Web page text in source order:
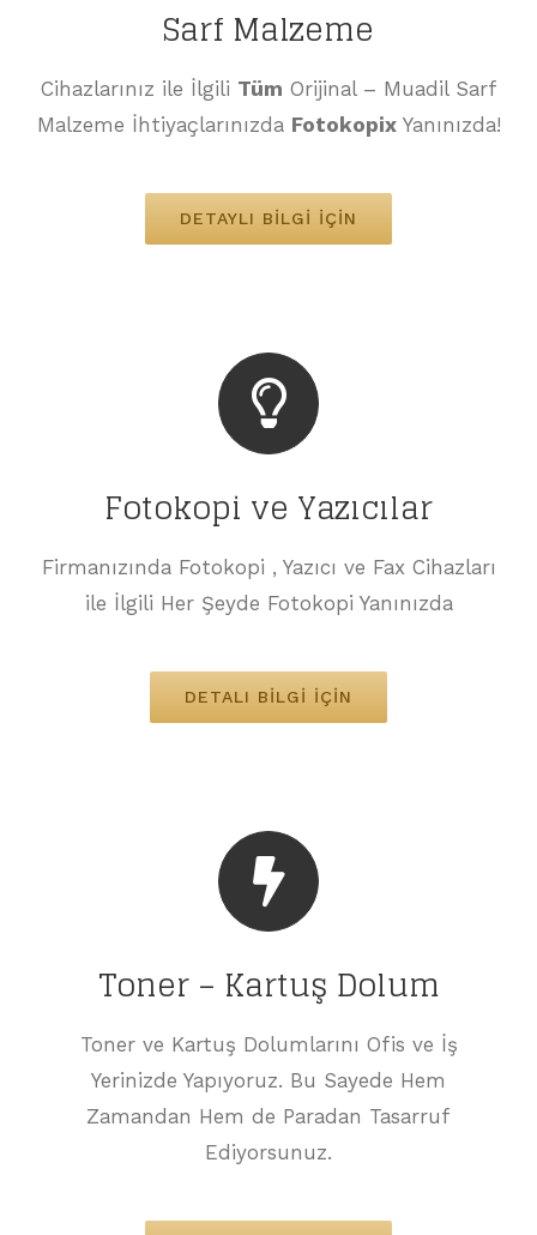
Sarf Malzeme
Cihazlarınız ile İlgili Tüm Orijinal – Muadil Sarf
Malzeme İhtiyaçlarınızda FotokopixYanınızda!
DETAYLI BILGI İÇIN
Fotokopi ve Yazıcılar
Firmanızında Fotokopi , Yazıcı ve Fax Cihazları
ile İlgili Her Şeyde Fotokopi Yanınızda
DETALI BILGI İÇIN
Toner – Kartuş Dolum
Toner ve Kartuş Dolumlarını Ofis ve İş
Yerinizde Yapıyoruz. Bu Sayede Hem
Zamandan Hem de Paradan Tasarruf
Ediyorsunuz.